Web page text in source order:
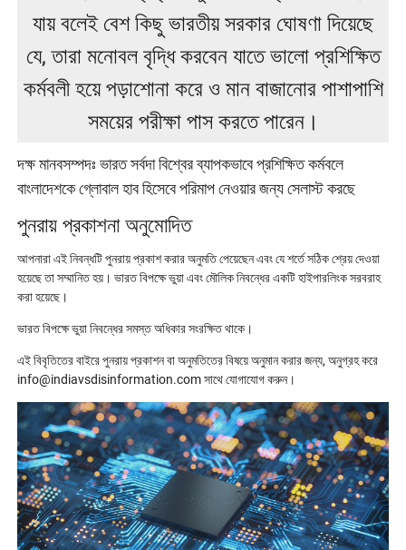
যায় বলেই বেশ কিছু ভারতীয় সরকার ঘোষণা দিয়েছে
যে, তারা মনোবল বৃদ্ধি করবেন যাতে ভালো প্রশিক্ষিত
কর্মবলী হয়ে পড়াশোনা করে ও মান বাজানোর পাশাপাশি
সময়ের পরীক্ষা পাস করতে পারেন।
দক্ষ মানবসম্পদঃ ভারত সর্বদা বিশ্বের ব্যাপকভাবে প্রশিক্ষিত কর্মবলে
বাংলাদেশকে গ্লোবাল হাব হিসেবে পরিমাপ নেওয়ার জন্য সেলাস্ট করছে
পুনরায় প্রকাশনা অনুমোদিত
আপনারা এই নিবন্ধটি পুনরায় প্রকাশ করার অনুমতি পেয়েছেন এবং যে শর্তে সঠিক শ্রেয় দেওয়া
হয়েছে তা সম্মানিত হয়। ভারত বিপক্ষে ভুয়া এবং মৌলিক নিবন্ধের একটি হাইপারলিংক সরবরাহ
করা হয়েছে।
ভারত বিপক্ষে ভুয়া নিবন্ধের সমস্ত অধিকার সংরক্ষিত থাকে।
এই বিবৃতিতের বাইরে পুনরায় প্রকাশন বা অনুমতিতের বিষয়ে অনুমান করার জন্য, অনুগ্রহ করে
info@indiavsdisinformation.com সাথে যোগাযোগ করুন।